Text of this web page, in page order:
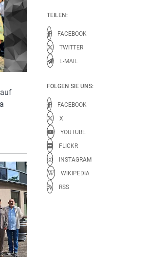
TEILEN:
FACEBOOK
TWITTER
E-MAIL
FOLGEN SIE UNS:
FACEBOOK
X
YOUTUBE
FLICKR
INSTAGRAM
WIKIPEDIA
RSS